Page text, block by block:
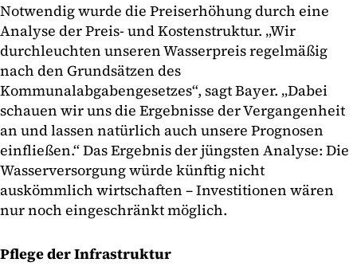
Notwendig wurde die Preiserhöhung durch eine
Analyse der Preis- und Kostenstruktur. „Wir
durchleuchten unseren Wasserpreis regelmäßig
nach den Grundsätzen des
Kommunalabgabengesetzes“, sagt Bayer. „Dabei
schauen wir uns die Ergebnisse der Vergangenheit
an und lassen natürlich auch unsere Prognosen
einfließen.“ Das Ergebnis der jüngsten Analyse: Die
Wasserversorgung würde künftig nicht
auskömmlich wirtschaften – Investitionen wären
nur noch eingeschränkt möglich.
Pflege der Infrastruktur